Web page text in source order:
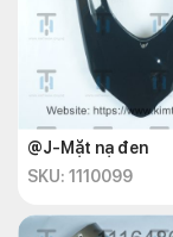
@J-Mặt nạ đen
SKU: 1110099